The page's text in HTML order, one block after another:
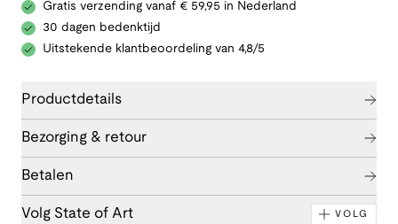
Gratis verzending vanaf € 59,95 in Nederland
30 dagen bedenktijd
Uitstekende klantbeoordeling van 4,8/5
Productdetails
Bezorging & retour
Betalen
Volg State of Art VOLG